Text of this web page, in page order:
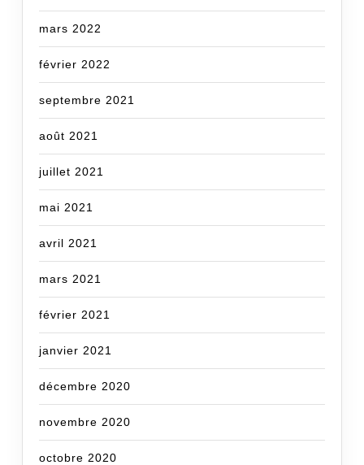
mars 2022
février 2022
septembre 2021
août 2021
juillet 2021
mai 2021
avril 2021
mars 2021
février 2021
janvier 2021
décembre 2020
novembre 2020
octobre 2020